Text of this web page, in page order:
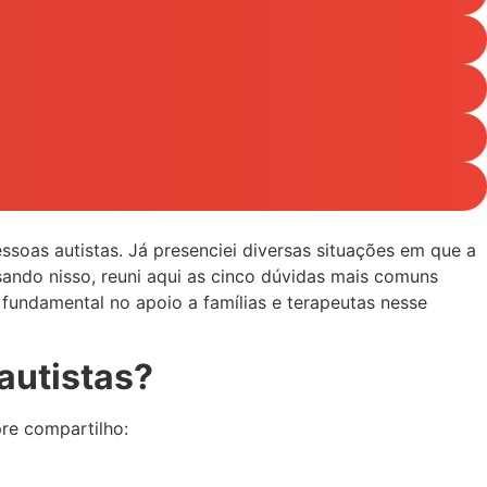
autistas. Já presenciei diversas situações em que a
nisso, reuni aqui as cinco dúvidas mais comuns
no apoio a famílias e terapeutas nesse
compartilho: